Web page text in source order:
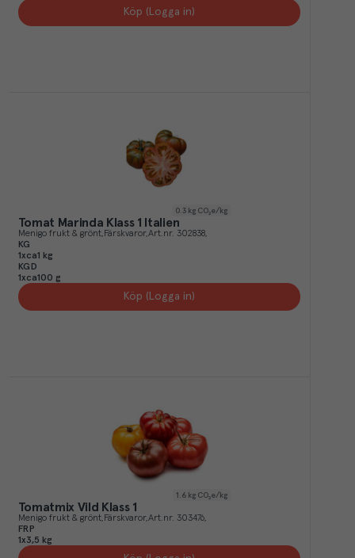
Köp (Logga in)
0.3 kg CO₂e/kg
Tomat Marinda Klass 1 Italien
Menigo frukt & grönt Färskvaror Art.nr. 302838
KG
1xca1 kg
KGD
1xca100 g
Köp (Logga in)
1.6 kg CO₂e/kg
Tomatmix Vild Klass 1
Menigo frukt & grönt Färskvaror Art.nr. 303476
FRP
1x3,5 kg